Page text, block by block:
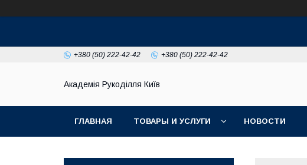
+380 (50) 222-42-42 +380 (50) 222-42-42
Академія Рукоділля Київ
ГЛАВНАЯ ТОВАРЫ И УСЛУГИ НОВОСТИ